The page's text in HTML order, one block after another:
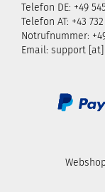
Telefon DE: +49
Telefon AT: +43
Notrufnummer:
Email: support